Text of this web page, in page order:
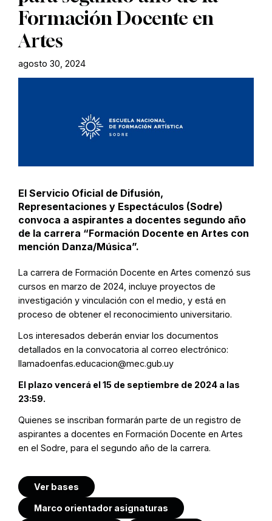
Formación Docente en
Artes
agosto 30, 2024
El Servicio Oficial de Difusión,
Representaciones y Espectáculos (Sodre)
convoca a aspirantes a docentes segundo año
de la carrera “Formación Docente en Artes con
mención Danza/Música”.
La carrera de Formación Docente en Artes comenzó sus
cursos en marzo de 2024, incluye proyectos de
investigación y vinculación con el medio, y está en
proceso de obtener el reconocimiento universitario.
Los interesados deberán enviar los documentos
detallados en la convocatoria al correo electrónico:
llamadoenfas.educacion@mec.gub.uy
El plazo vencerá el 15 de septiembre de 2024 a las
23:59.
Quienes se inscriban formarán parte de un registro de
aspirantes a docentes en Formación Docente en Artes
en el Sodre, para el segundo año de la carrera.
Ver bases
Marco orientador asignaturas